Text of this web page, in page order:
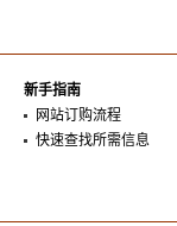
新手指南
网站订购流程
快速查找所需信息